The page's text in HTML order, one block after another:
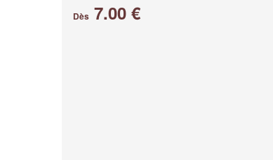
Dès 7.00 €